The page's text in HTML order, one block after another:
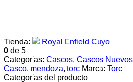
Tienda:
Royal Enfield Cuyo
0 de 5
Categorías: Cascos, Cascos Nuevos
Casco, mendoza, torc Marca: Torc
Categorías del producto